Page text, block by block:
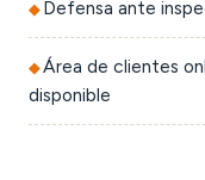
Defensa ante
Área de clientes
disponible